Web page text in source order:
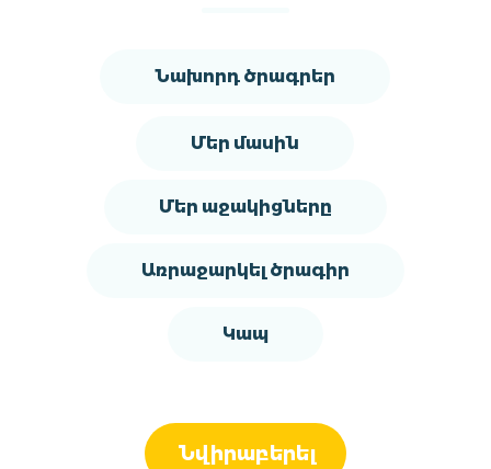
Նվիրաբերել
Կապ
Առրաջարկել ծրագիր
Մեր աջակիցները
Մեր մասին
Նախորդ ծրագրեր